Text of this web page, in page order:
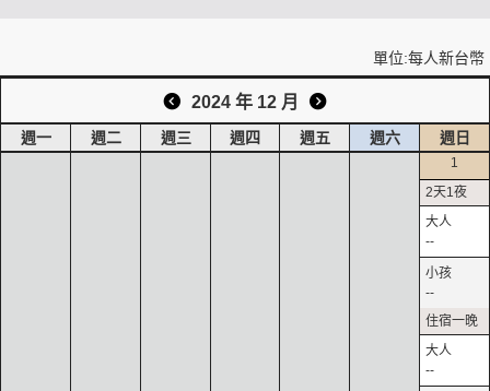
單位:每人新台幣
2024 年 12 月
週一 週二 週三 週四 週五 週六 週日
1
--
--
--